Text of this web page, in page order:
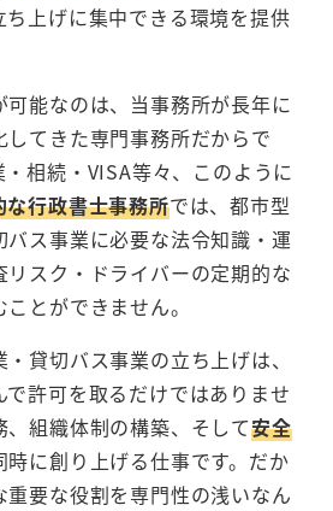
上げに集中できる環境を提供
可能なのは、当事務所が長年に
てきた専門事務所だからで
相続・VISA等々、このように
行政書士事務所では、都市型
ス事業に必要な法令知識・運
スク・ドライバーの定期的な
とができません。
貸切バス事業の立ち上げは、
許可を取るだけではありませ
組織体制の構築、そして安全
時に創り上げる仕事です。だか
重要な役割を専門性の浅いなん